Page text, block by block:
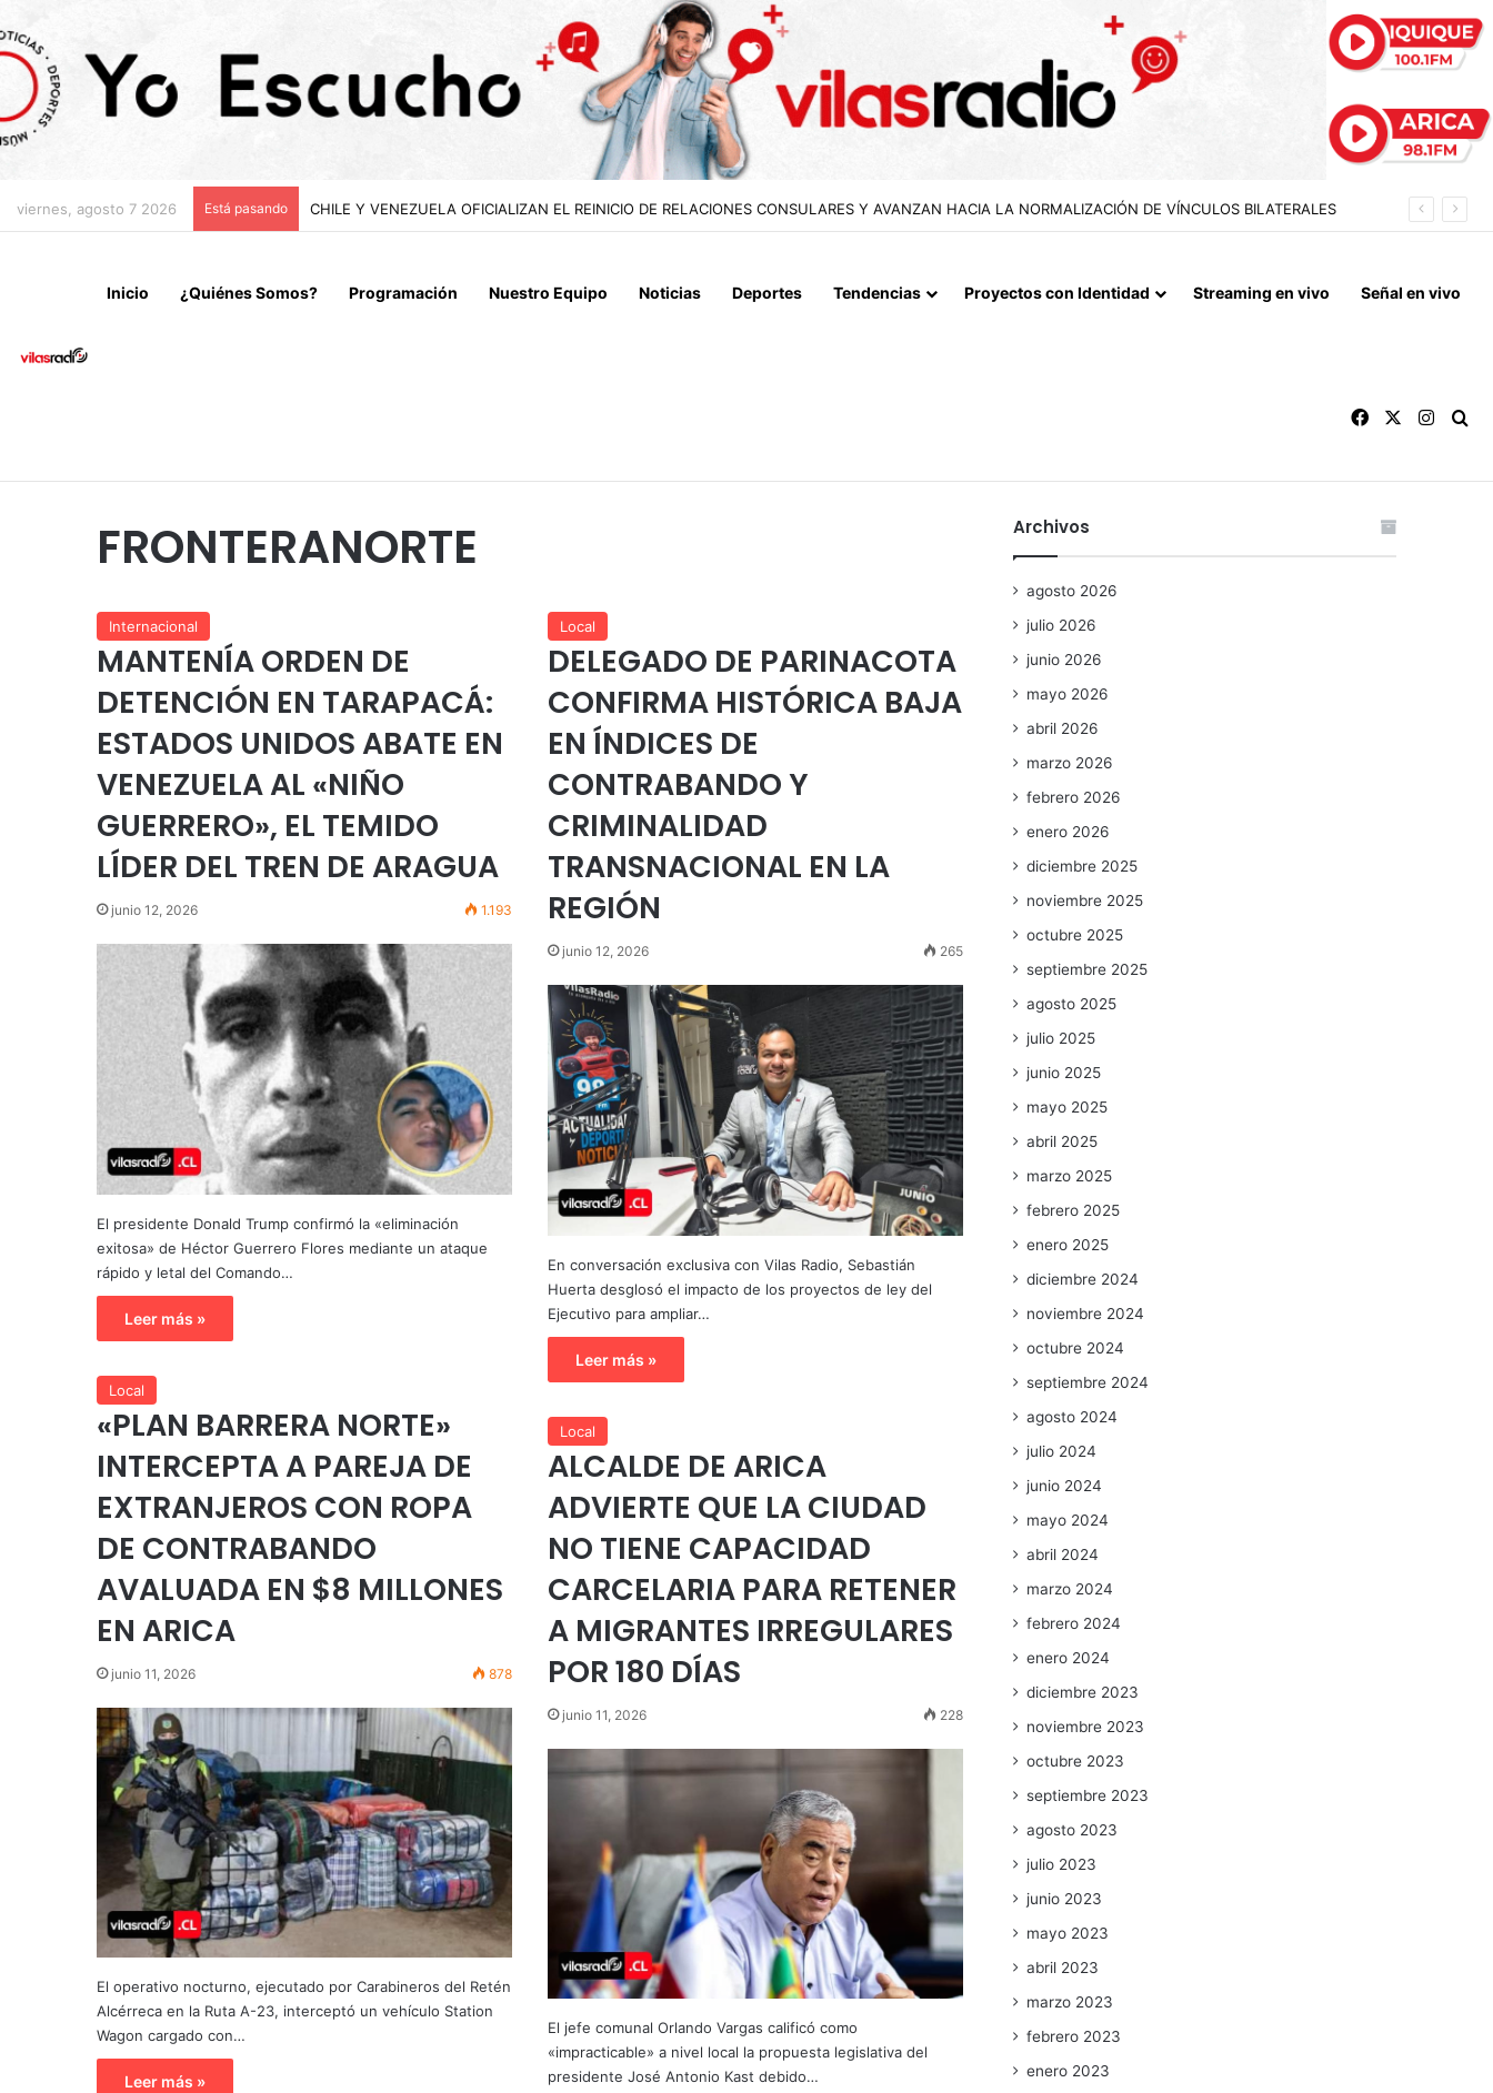
viernes, agosto 7 2026 Está pasando MOP INAUGURA OBRA VIAL EN CALETA VÍTOR PARA EVITAR CORTES DE RUTA DURANTE LAS CRECIDAS ESTIVALES EN ARICA Y PARINACOTA
Inicio ¿Quiénes Somos? Programación Nuestro Equipo Noticias Deportes Tendencias Proyectos con Identidad Streaming en vivo Señal en vivo
Facebook
FRONTERANORTE
Internacional
MANTENÍA ORDEN DE
DETENCIÓN EN TARAPACÁ:
ESTADOS UNIDOS ABATE EN
VENEZUELA AL «NIÑO
GUERRERO», EL TEMIDO
LÍDER DEL TREN DE ARAGUA
junio 12, 2026 1.193
El presidente Donald Trump confirmó la «eliminación
exitosa» de Héctor Guerrero Flores mediante un ataque
rápido y letal del Comando…
Leer más »
Local
DELEGADO DE PARINACOTA
CONFIRMA HISTÓRICA BAJA
EN ÍNDICES DE
CONTRABANDO Y
CRIMINALIDAD
TRANSNACIONAL EN LA
REGIÓN
junio 12, 2026 265
En conversación exclusiva con Vilas Radio, Sebastián
Huerta desglosó el impacto de los proyectos de ley del
Ejecutivo para ampliar…
Leer más »
Local
«PLAN BARRERA NORTE»
INTERCEPTA A PAREJA DE
EXTRANJEROS CON ROPA
DE CONTRABANDO
AVALUADA EN $8 MILLONES
EN ARICA
junio 11, 2026 878
El operativo nocturno, ejecutado por Carabineros del Retén
Alcérreca en la Ruta A-23, interceptó un vehículo Station
Wagon cargado con…
Leer más »
Local
ALCALDE DE ARICA
ADVIERTE QUE LA CIUDAD
NO TIENE CAPACIDAD
CARCELARIA PARA RETENER
A MIGRANTES IRREGULARES
POR 180 DÍAS
junio 11, 2026 228
El jefe comunal Orlando Vargas calificó como
«impracticable» a nivel local la propuesta legislativa del
presidente José Antonio Kast debido…
Archivos
agosto 2026
julio 2026
junio 2026
mayo 2026
abril 2026
marzo 2026
febrero 2026
enero 2026
diciembre 2025
noviembre 2025
octubre 2025
septiembre 2025
agosto 2025
julio 2025
junio 2025
mayo 2025
abril 2025
marzo 2025
febrero 2025
enero 2025
diciembre 2024
noviembre 2024
octubre 2024
septiembre 2024
agosto 2024
julio 2024
junio 2024
mayo 2024
abril 2024
marzo 2024
febrero 2024
enero 2024
diciembre 2023
noviembre 2023
octubre 2023
septiembre 2023
agosto 2023
julio 2023
junio 2023
mayo 2023
abril 2023
marzo 2023
febrero 2023
enero 2023